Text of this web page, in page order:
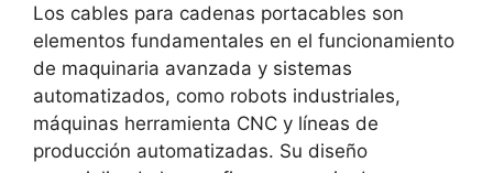
Los cables para cadenas portacables son
elementos fundamentales en el funcionamiento
de maquinaria avanzada y sistemas
automatizados, como robots industriales,
máquinas herramienta CNC y líneas de
producción automatizadas. Su diseño